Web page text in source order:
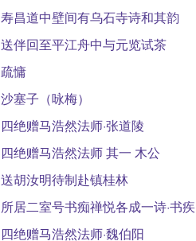
寿昌道中壁间有乌石寺诗和其韵
送伴回至平江舟中与元览试茶
疏慵
沙塞子（咏梅）
四绝赠马浩然法师·张道陵
四绝赠马浩然法师 其一 木公
送胡汝明待制赴镇桂林
所居二室号书痴禅悦各成一诗·书疾
四绝赠马浩然法师·魏伯阳